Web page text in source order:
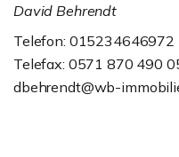
David Behrendt
Telefon: 015234646972
Telefax: 0571 870 490
dbehrendt@wb-